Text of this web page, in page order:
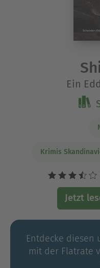
Ein
Krimis
Jetzt
Entdecke diesen
mit der Flatrate